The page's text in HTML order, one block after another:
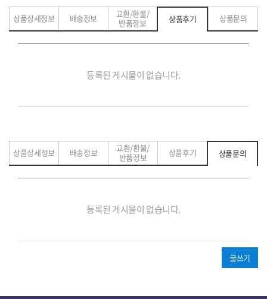
상품상세정보 배송정보
교환/환불/
반품정보
상품후기 상품문의
상품상세정보 배송정보
교환/환불/
반품정보
상품후기 상품문의